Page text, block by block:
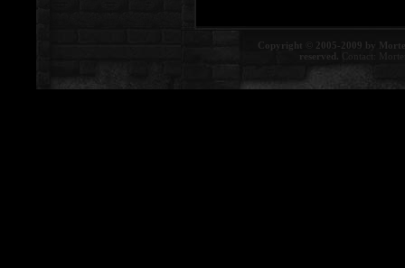
Copyright © 2005-2009 by
reserved. Contact: